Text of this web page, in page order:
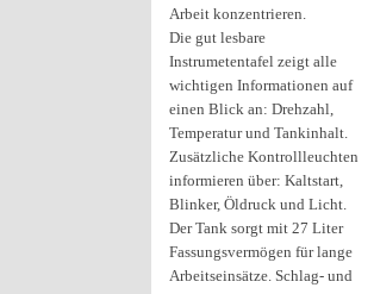
Arbeit konzentrieren.
Die gut lesbare
Instrumetentafel zeigt alle
wichtigen Informationen auf
einen Blick an: Drehzahl,
Temperatur und Tankinhalt.
Zusätzliche Kontrollleuchten
informieren über: Kaltstart,
Blinker, Öldruck und Licht.
Der Tank sorgt mit 27 Liter
Fassungsvermögen für lange
Arbeitseinsätze. Schlag- und